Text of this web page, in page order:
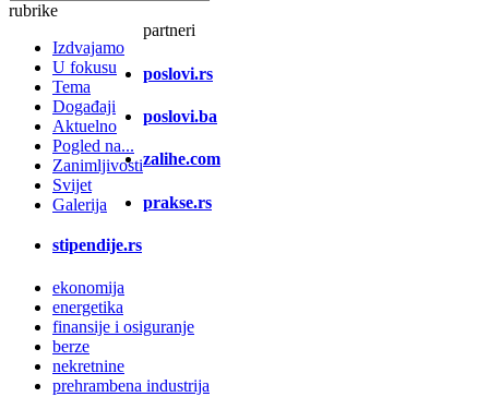
rubrike
Izdvajamo
U fokusu
Tema
Događaji
Aktuelno
Pogled na...
Zanimljivosti
Svijet
Galerija
partneri
poslovi.rs
poslovi.ba
zalihe.com
prakse.rs
stipendije.rs
ekonomija
energetika
finansije i osiguranje
berze
nekretnine
prehrambena industrija